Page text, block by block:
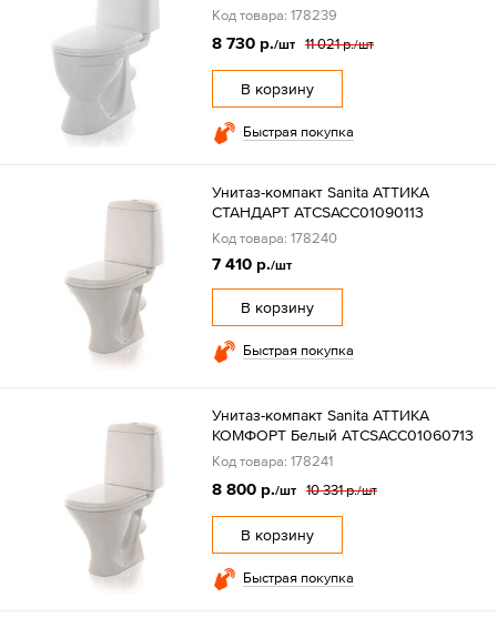
Код товара: 178239
8 730 р./шт 11 021 р./шт
В корзину
Быстрая покупка
Унитаз-компакт Sanita АТТИКА
СТАНДАРТ ATCSACC01090113
Код товара: 178240
7 410 р./шт
В корзину
Быстрая покупка
Унитаз-компакт Sanita АТТИКА
КОМФОРТ Белый ATCSACC01060713
Код товара: 178241
8 800 р./шт 10 331 р./шт
В корзину
Быстрая покупка